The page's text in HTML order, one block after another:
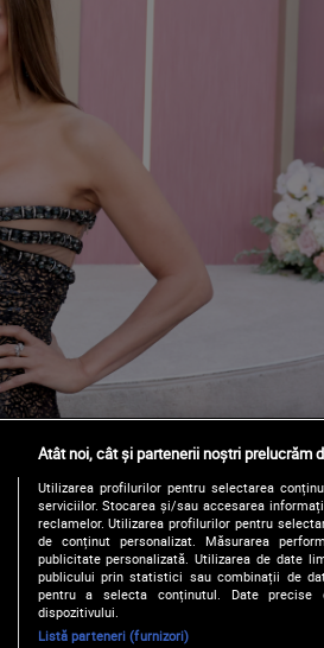
Atât noi, cât și partenerii noștri prelucrăm
Utilizarea profilurilor pentru selectarea
serviciilor. Stocarea și/sau accesarea
reclamelor. Utilizarea profilurilor pentru
de conținut personalizat. Măsurarea
publicitate personalizată. Utilizarea de date
publicului prin statistici sau combinații de
pentru a selecta conținutul. Date
dispozitivului.
Listă parteneri (furnizori)